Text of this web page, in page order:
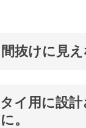
抜けに見え
イ用に設
。